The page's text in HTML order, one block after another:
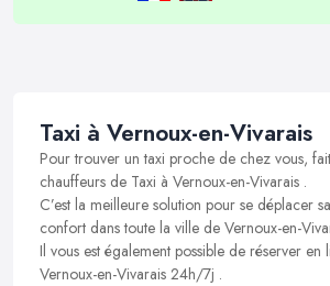
Taxi à Vernoux-en-Vivarais
Pour trouver un taxi proche de chez vous,
chauffeurs de Taxi à Vernoux-en-Vivarais .
C’est la meilleure solution pour se déplacer
confort dans toute la ville de Vernoux-en-
Il vous est également possible de réserver en
Vernoux-en-Vivarais 24h/7j .